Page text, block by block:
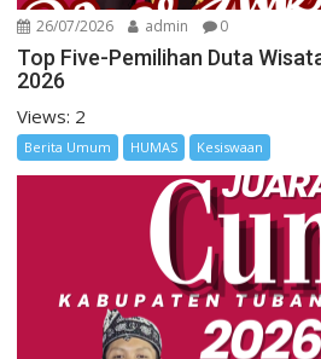
26/07/2026 admin 0
Top Five-Pemilihan Duta
2026
Views: 2
Berita Umum HUMAS Kesiswaan